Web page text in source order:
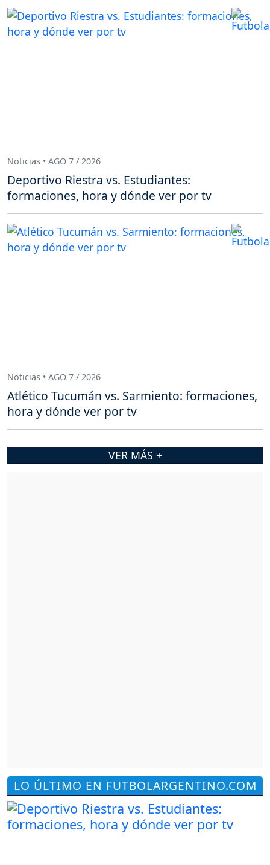
LO ÚLTIMO EN FUTBOLARGENTINO.COM
Noticias • AGO 7 / 2026
Deportivo Riestra vs. Estudiantes:
formaciones, hora y dónde ver por tv
Noticias • AGO 7 / 2026
Atlético Tucumán vs. Sarmiento: formaciones,
hora y dónde ver por tv
VER MÁS +